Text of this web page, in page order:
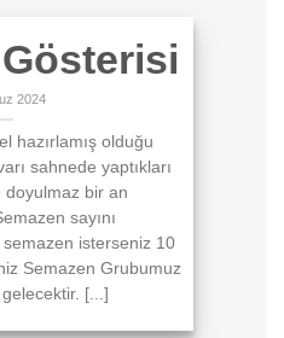
2024
hazırlamış olduğu
sahnede yaptıkları
doyulmaz bir an
sayını
isterseniz 10
Semazen Grubumuz
[...]